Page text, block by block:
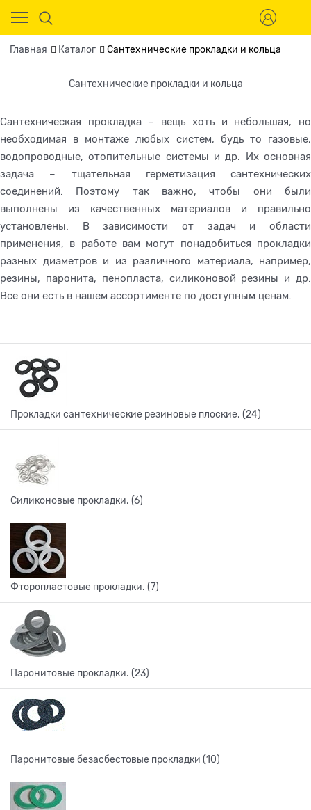
Главная Каталог Сантехнические прокладки и кольца
Сантехнические прокладки и кольца
Сантехническая прокладка – вещь хоть и небольшая, но
необходимая в монтаже любых систем, будь то газовые,
водопроводные, отопительные системы и др. Их основная
задача – тщательная герметизация сантехнических
соединений. Поэтому так важно, чтобы они были
выполнены из качественных материалов и правильно
установлены. В зависимости от задач и области
применения, в работе вам могут понадобиться прокладки
разных диаметров и из различного материала, например,
резины, паронита, пенопласта, силиконовой резины и др.
Все они есть в нашем ассортименте по доступным ценам.
Прокладки сантехнические резиновые плоские. (24)
Силиконовые прокладки. (6)
Фторопластовые прокладки. (7)
Паронитовые прокладки. (23)
Паронитовые безасбестовые прокладки (10)